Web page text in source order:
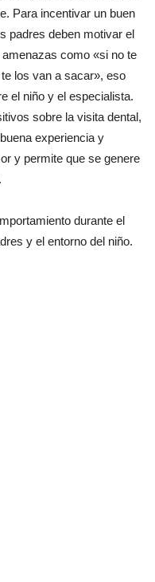
Para incentivar un buen
padres deben motivar el
como «si no te
los van a sacar», eso
el niño y el especialista.
sobre la visita dental,
experiencia y
y permite que se genere
durante el
y el entorno del niño.